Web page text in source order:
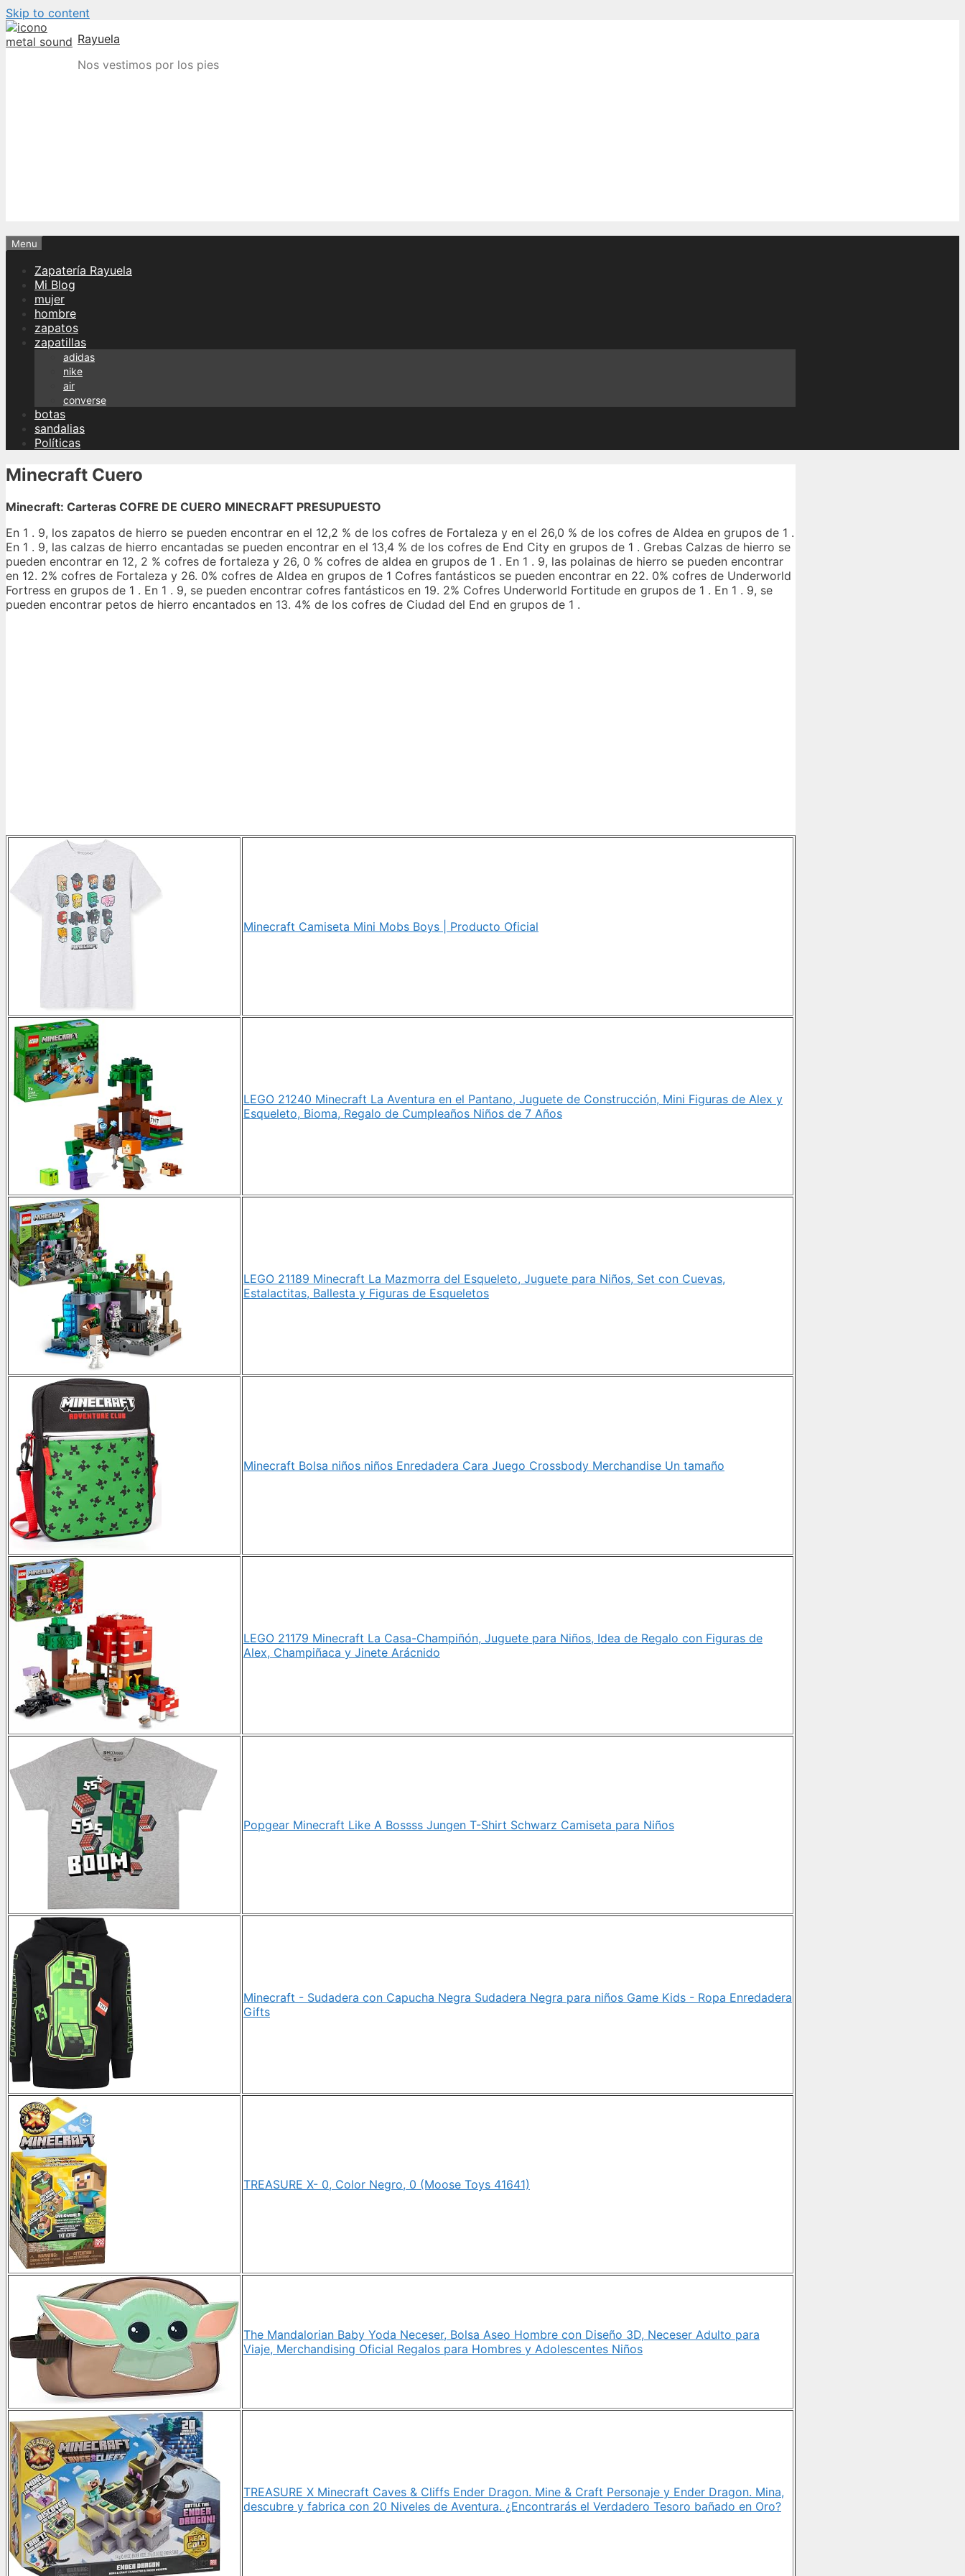
Skip to content
Rayuela
Nos vestimos por los pies
Menu
Zapatería Rayuela
Mi Blog
mujer
hombre
zapatos
zapatillas
adidas
nike
air
converse
botas
sandalias
Políticas
Minecraft Cuero
Minecraft: Carteras COFRE DE CUERO MINECRAFT PRESUPUESTO
En 1 . 9, los zapatos de hierro se pueden encontrar en el 12,2 % de los cofres de Fortaleza y en el 26,0 % de los cofres de Aldea en grupos de 1 .
En 1 . 9, las calzas de hierro encantadas se pueden encontrar en el 13,4 % de los cofres de End City en grupos de 1 . Grebas Calzas de hierro se
pueden encontrar en 12, 2 % cofres de fortaleza y 26, 0 % cofres de aldea en grupos de 1 . En 1 . 9, las polainas de hierro se pueden encontrar
en 12. 2% cofres de Fortaleza y 26. 0% cofres de Aldea en grupos de 1 Cofres fantásticos se pueden encontrar en 22. 0% cofres de Underworld
Fortress en grupos de 1 . En 1 . 9, se pueden encontrar cofres fantásticos en 19. 2% Cofres Underworld Fortitude en grupos de 1 . En 1 . 9, se
pueden encontrar petos de hierro encantados en 13. 4% de los cofres de Ciudad del End en grupos de 1 .
Minecraft Camiseta Mini Mobs Boys | Producto Oficial
LEGO 21240 Minecraft La Aventura en el Pantano, Juguete de Construcción, Mini Figuras de Alex y
Esqueleto, Bioma, Regalo de Cumpleaños Niños de 7 Años
LEGO 21189 Minecraft La Mazmorra del Esqueleto, Juguete para Niños, Set con Cuevas,
Estalactitas, Ballesta y Figuras de Esqueletos
Minecraft Bolsa niños niños Enredadera Cara Juego Crossbody Merchandise Un tamaño
LEGO 21179 Minecraft La Casa-Champiñón, Juguete para Niños, Idea de Regalo con Figuras de
Alex, Champiñaca y Jinete Arácnido
Popgear Minecraft Like A Bossss Jungen T-Shirt Schwarz Camiseta para Niños
Minecraft - Sudadera con Capucha Negra Sudadera Negra para niños Game Kids - Ropa Enredadera
Gifts
TREASURE X- 0, Color Negro, 0 (Moose Toys 41641)
The Mandalorian Baby Yoda Neceser, Bolsa Aseo Hombre con Diseño 3D, Neceser Adulto para
Viaje, Merchandising Oficial Regalos para Hombres y Adolescentes Niños
TREASURE X Minecraft Caves & Cliffs Ender Dragon. Mine & Craft Personaje y Ender Dragon. Mina,
descubre y fabrica con 20 Niveles de Aventura. ¿Encontrarás el Verdadero Tesoro bañado en Oro?